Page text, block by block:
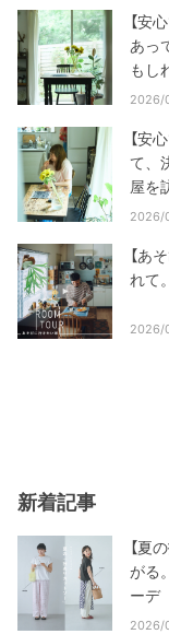
【安
あっ
もし
2026/
【安
て、
屋を
2026/
【あ
れて
2026/
新着記事
【夏
がる
ーデ
2026/